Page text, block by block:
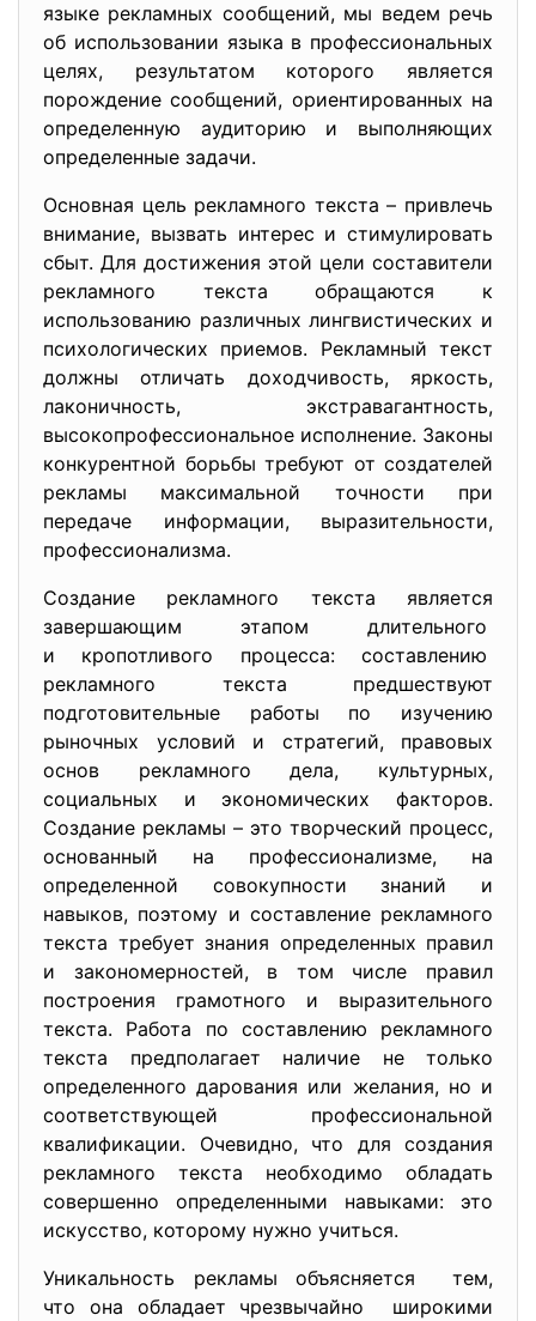
языке рекламных сообщений, мы ведем речь
об использовании языка в профессиональных
целях, результатом которого является
порождение сообщений, ориентированных на
определенную аудиторию и выполняющих
определенные задачи.
Основная цель рекламного текста – привлечь
внимание, вызвать интерес и стимулировать
сбыт. Для достижения этой цели составители
рекламного текста обращаются к
использованию различных лингвистических и
психологических приемов. Рекламный текст
должны отличать доходчивость, яркость,
лаконичность, экстравагантность,
высокопрофессиональное исполнение. Законы
конкурентной борьбы требуют от создателей
рекламы максимальной точности при
передаче информации, выразительности,
профессионализма.
Создание рекламного текста является
завершающим этапом длительного
и кропотливого процесса: составлению
рекламного текста предшествуют
подготовительные работы по изучению
рыночных условий и стратегий, правовых
основ рекламного дела, культурных,
социальных и экономических факторов.
Создание рекламы – это творческий процесс,
основанный на профессионализме, на
определенной совокупности знаний и
навыков, поэтому и составление рекламного
текста требует знания определенных правил
и закономерностей, в том числе правил
построения грамотного и выразительного
текста. Работа по составлению рекламного
текста предполагает наличие не только
определенного дарования или желания, но и
соответствующей профессиональной
квалификации. Очевидно, что для создания
рекламного текста необходимо обладать
совершенно определенными навыками: это
искусство, которому нужно учиться.
Уникальность рекламы объясняется тем,
что она обладает чрезвычайно широкими